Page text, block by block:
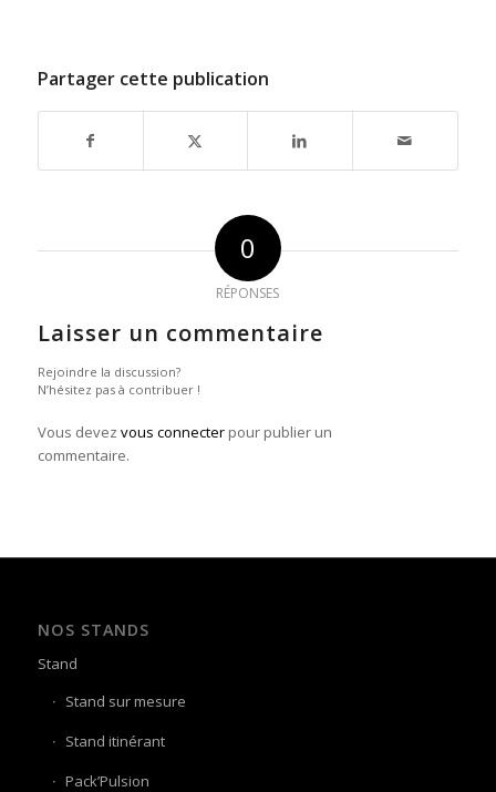
Partager cette publication
0
RÉPONSES
Laisser un commentaire
Rejoindre la discussion?
N’hésitez pas à contribuer !
Vous devez vous connecterpour publier un
commentaire.
NOS STANDS
Stand
Stand sur mesure
Stand itinérant
Pack’Pulsion